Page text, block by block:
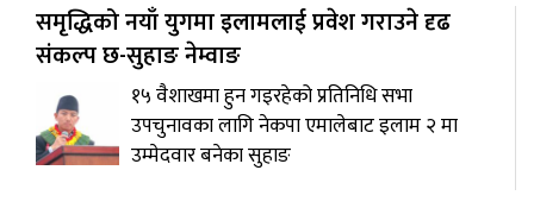
समृद्धिको नयाँ युगमा इलामलाई प्रवेश गराउने दृढ
संकल्प छ-सुहाङ नेम्वाङ
१५ वैशाखमा हुन गइरहेको प्रतिनिधि सभा
उपचुनावका लागि नेकपा एमालेबाट इलाम २ मा
उम्मेदवार बनेका सुहाङ